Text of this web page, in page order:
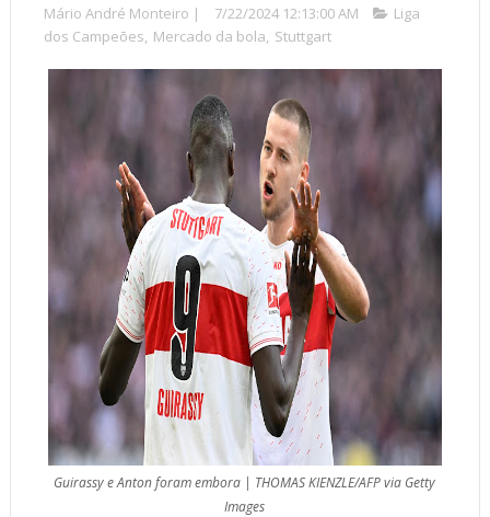
Mário André Monteiro | 7/22/2024 12:13:00 AM
Liga
dos Campeões, Mercado da bola, Stuttgart
Guirassy e Anton foram embora | THOMAS KIENZLE/AFP via Getty
Images